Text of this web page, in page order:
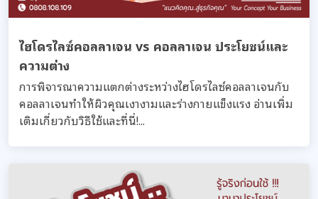
ไฮโดรไลซ์คอลลาเจน vs คอลลาเจน ประโยชน์และ
ความต่าง
การพิจารณาความแตกต่างระหว่างไฮโดรไลซ์คอลลาเจนกับ
คอลลาเจนทำให้ผิวคุณเงางามและร่างกายแข็งแรง อ่านเพิ่ม
เติมเกี่ยวกับวิธีใช้และที่นี่!...